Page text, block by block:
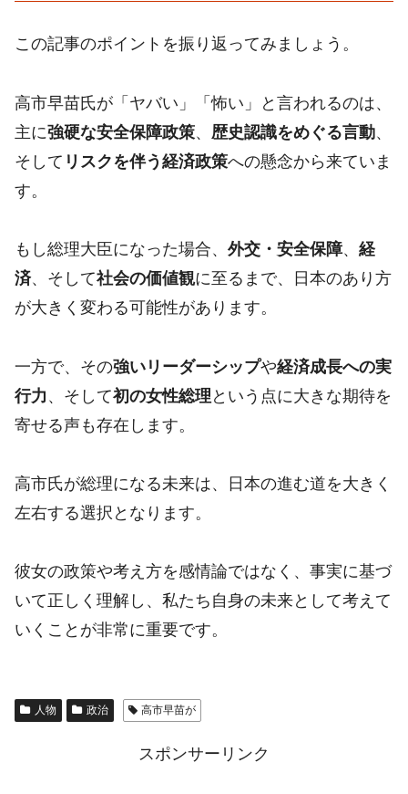
この記事のポイントを振り返ってみましょう。
高市早苗氏が「ヤバい」「怖い」と言われるのは、
主に強硬な安全保障政策、 歴史認識をめぐる言動、
そして リスクを伴う経済政策への懸念から来ていま
す。
もし総理大臣になった場合、 外交・安全保障、 経
済、そして社会の価値観に至るまで、日本のあり方
が大きく変わる可能性があります。
一方で、その強いリーダーシップや経済成長への実
行力 、そして初の女性総理 という点に大きな期待を
寄せる声も存在します。
高市氏が総理になる未来は、日本の進む道を大きく
左右する選択となります。
彼女の政策や考え方を感情論ではなく、事実に基づ
いて正しく理解し、私たち自身の未来として考えて
いくことが非常に重要です。
人物 政治 高市早苗が
スポンサーリンク